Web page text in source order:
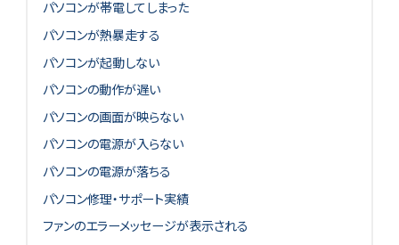
パソコンが帯電してしまった
パソコンが熱暴走する
パソコンが起動しない
パソコンの動作が遅い
パソコンの画面が映らない
パソコンの電源が入らない
パソコンの電源が落ちる
パソコン修理・サポート実績
ファンのエラーメッセージが表示される